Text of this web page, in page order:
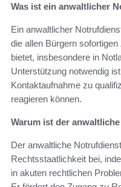
Was ist ein anwaltlicher
Ein anwaltlicher
die allen Bürgern
bietet, insbesondere in
Unterstützung notwendig
Kontaktaufnahme zu
reagieren können.
Warum ist der
Der anwaltliche
Rechtsstaatlichkeit bei,
in akuten rechtlichen